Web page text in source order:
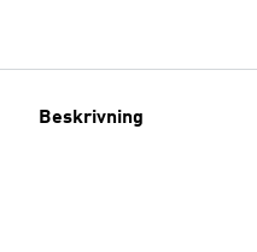
Beskrivning